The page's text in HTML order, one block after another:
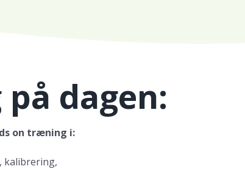
dagen:
on træning i:
kalibrering,